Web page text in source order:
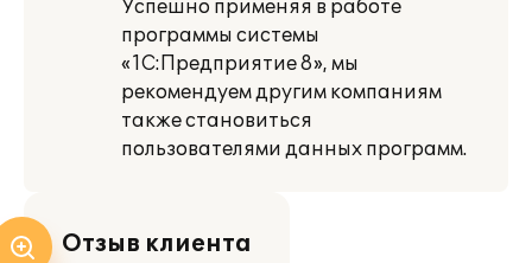
Успешно применяя в работе
программы системы
«1С:Предприятие 8», мы
рекомендуем другим компаниям
также становиться
пользователями данных программ.
Отзыв клиента